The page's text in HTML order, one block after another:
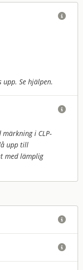
Se hjälpen.

i CLP-
upp till
med lämplig


